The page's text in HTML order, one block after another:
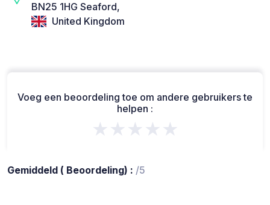
BN25 1HG Seaford,
United Kingdom
Voeg een beoordeling toe om andere gebruikers te
helpen :
★★★★★
Gemiddeld ( Beoordeling) : /5